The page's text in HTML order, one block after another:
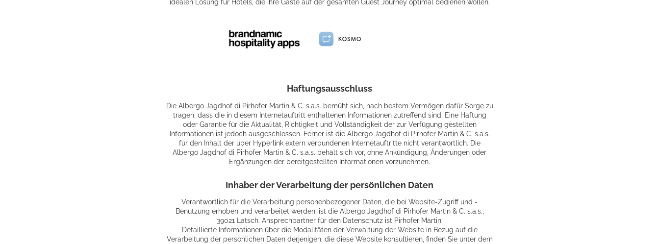
idealen Lösung für Hotels, die ihre Gäste auf der gesamten Guest Journey optimal bedienen wollen.
Haftungsausschluss
Die Albergo Jagdhof di Pirhofer Martin & C. s.a.s. bemüht sich, nach bestem Vermögen dafür Sorge zu
tragen, dass die in diesem Internetauftritt enthaltenen Informationen zutreffend sind. Eine Haftung
oder Garantie für die Aktualität, Richtigkeit und Vollständigkeit der zur Verfügung gestellten
Informationen ist jedoch ausgeschlossen. Ferner ist die Albergo Jagdhof di Pirhofer Martin & C. s.a.s.
für den Inhalt der über Hyperlink extern verbundenen Internetauftritte nicht verantwortlich. Die
Albergo Jagdhof di Pirhofer Martin & C. s.a.s. behält sich vor, ohne Ankündigung, Änderungen oder
Ergänzungen der bereitgestellten Informationen vorzunehmen.
Inhaber der Verarbeitung der persönlichen Daten
Verantwortlich für die Verarbeitung personenbezogener Daten, die bei Website-Zugriff und -
Benutzung erhoben und verarbeitet werden, ist die Albergo Jagdhof di Pirhofer Martin & C. s.a.s.,
39021 Latsch. Ansprechpartner für den Datenschutz ist Pirhofer Martin.
Detaillierte Informationen über die Modalitäten der Verwaltung der Website in Bezug auf die
Verarbeitung der persönlichen Daten derjenigen, die diese Website konsultieren, finden Sie unter dem